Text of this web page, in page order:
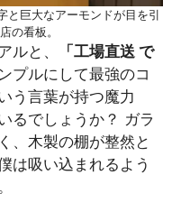
と巨大なアーモンドが目を引
の看板。
ルと、
「工場直送 で
プルにして最強のコ
う言葉が持つ魔力
るでしょうか？ ガラ
、木製の棚が整然と
は吸い込まれるよう